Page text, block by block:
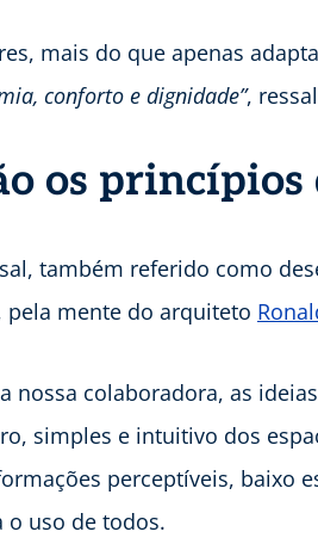
mais do que apenas
conforto e dignidade”,
os
também referido como
pela mente do arquiteto
nossa colaboradora, as
simples e intuitivo dos
perceptíveis, baixo
o uso de todos.